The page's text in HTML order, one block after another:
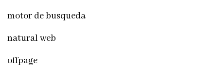
motor de busqueda
natural web
offpage